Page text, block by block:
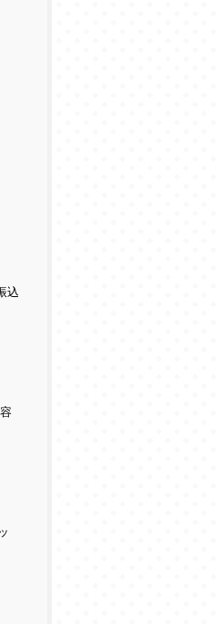
込